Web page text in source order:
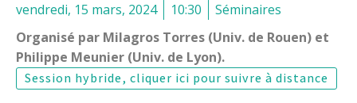
vendredi, 15 mars, 2024 10:30
Séminaires
Organisé par Milagros Torres (Univ. de Rouen) et
Philippe Meunier (Univ. de Lyon).
Session hybride, cliquer ici pour suivre à distance